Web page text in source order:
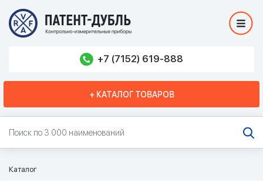
+7 (7152) 619-888
+ КАТАЛОГ ТОВАРОВ
Каталог